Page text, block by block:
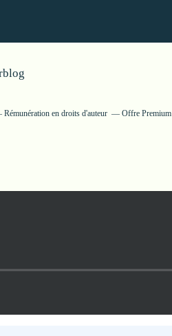
Rémunération en droits d'auteur Offre Premium